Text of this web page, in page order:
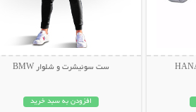
ست سوئیشرت و شلوار BMW
افزودن به سبد خرید